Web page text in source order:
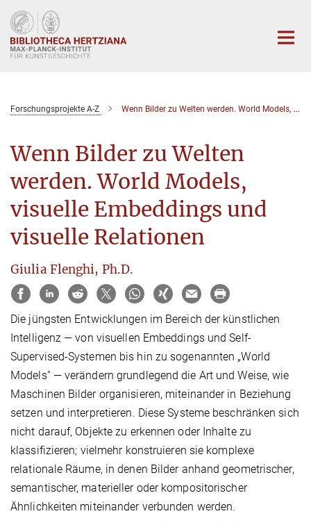
Hauptinhalt
Forschungsprojekte A-Z Wenn Bilder zu Welten werden. World Models, visuelle Embeddings und visuelle Relationen
Wenn Bilder zu Welten
werden. World Models,
visuelle Embeddings und
visuelle Relationen
Giulia Flenghi, Ph.D.
Die jüngsten Entwicklungen im Bereich der künstlichen
Intelligenz — von visuellen Embeddings und Self-
Supervised-Systemen bis hin zu sogenannten „World
Models“ — verändern grundlegend die Art und Weise, wie
Maschinen Bilder organisieren, miteinander in Beziehung
setzen und interpretieren. Diese Systeme beschränken sich
nicht darauf, Objekte zu erkennen oder Inhalte zu
klassifizieren; vielmehr konstruieren sie komplexe
relationale Räume, in denen Bilder anhand geometrischer,
semantischer, materieller oder kompositorischer
Ähnlichkeiten miteinander verbunden werden.